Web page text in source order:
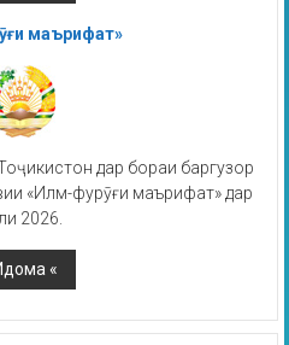
маърифат»
дар бораи баргузор
«Илм-фурӯғи маърифат» дар
2026.